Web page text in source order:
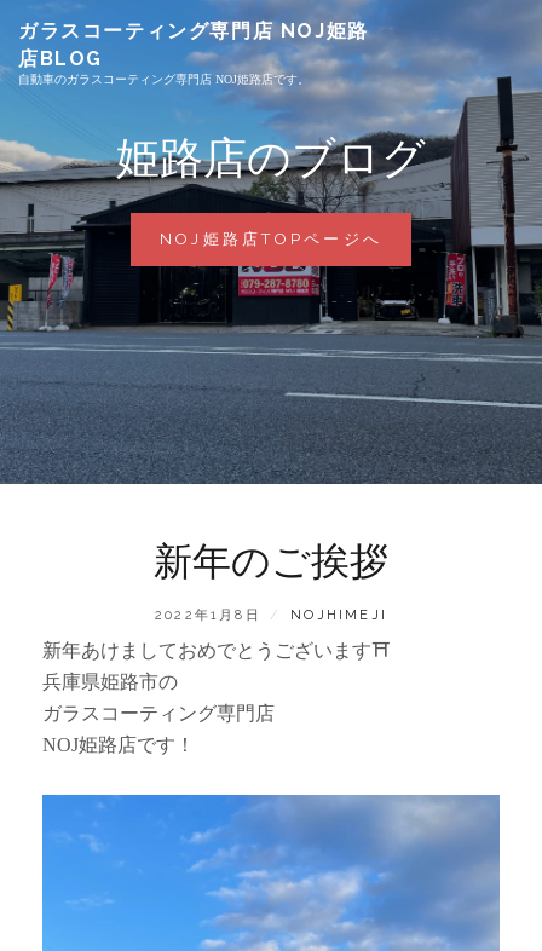
content
ガラスコーティング専門店 NOJ姫路
店BLOG
自動車のガラスコーティング専門店 NOJ姫路店です。
姫路店のブログ
NOJ姫路店TOPページへ
路
の
ブ
ロ
新年のご挨拶
POSTED
2022年1月8日 BY
NOJHIMEJI
新年あけましておめでとうございます⛩
兵庫県姫路市の
ガラスコーティング専門店
NOJ姫路店です！